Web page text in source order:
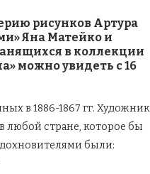
рисунков Артура
Яна Матейко и
в коллекции
можно увидеть с 16
в 1886-1867 гг. Художник
любой стране, которое бы
были: